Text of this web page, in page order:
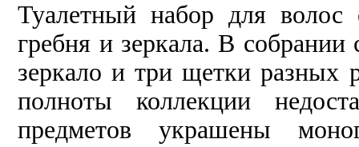
Туалетный набор для
гребня и зеркала. В собрании
зеркало и три щетки разных
полноты коллекции
предметов украшены